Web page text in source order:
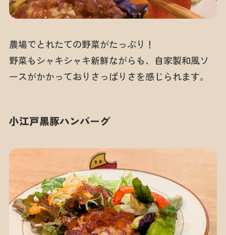
農場でとれたての野菜がたっぷり！
野菜もシャキシャキ新鮮ながらも、自家製和風ソ
ースがかかっておりさっぱりさを感じられます。
小江戸黒豚ハンバーグ